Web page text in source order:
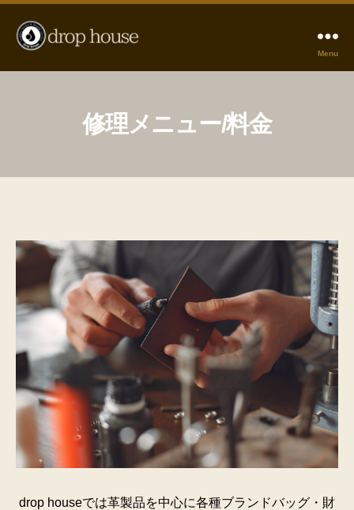
Menu
修理メニュー/料金
drop houseでは革製品を中心に各種ブランドバッグ・財